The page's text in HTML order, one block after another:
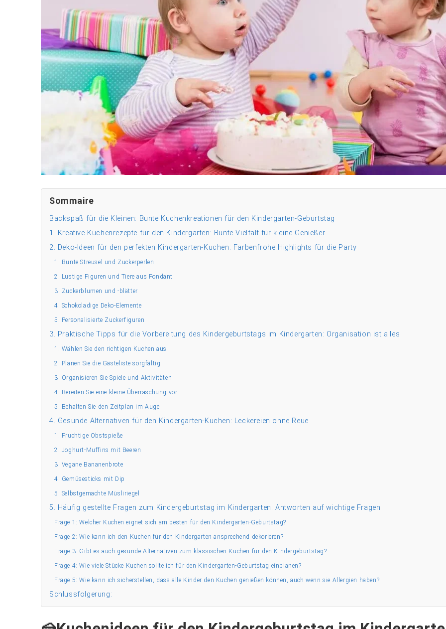
Sommaire
Backspaß für die Kleinen: Bunte Kuchenkreationen für den Kindergarten-Geburtstag
1. Kreative Kuchenrezepte für den Kindergarten: Bunte Vielfalt für kleine Genießer
2. Deko-Ideen für den perfekten Kindergarten-Kuchen: Farbenfrohe Highlights für die Party
1. Bunte Streusel und Zuckerperlen
2. Lustige Figuren und Tiere aus Fondant
3. Zuckerblumen und -blätter
4. Schokoladige Deko-Elemente
5. Personalisierte Zuckerfiguren
3. Praktische Tipps für die Vorbereitung des Kindergeburtstags im Kindergarten: Organisation ist alles
1. Wählen Sie den richtigen Kuchen aus
2. Planen Sie die Gästeliste sorgfältig
3. Organisieren Sie Spiele und Aktivitäten
4. Bereiten Sie eine kleine Überraschung vor
5. Behalten Sie den Zeitplan im Auge
4. Gesunde Alternativen für den Kindergarten-Kuchen: Leckereien ohne Reue
1. Fruchtige Obstspieße
2. Joghurt-Muffins mit Beeren
3. Vegane Bananenbrote
4. Gemüsesticks mit Dip
5. Selbstgemachte Müsliriegel
5. Häufig gestellte Fragen zum Kindergeburtstag im Kindergarten: Antworten auf wichtige Fragen
Frage 1: Welcher Kuchen eignet sich am besten für den Kindergarten-Geburtstag?
Frage 2: Wie kann ich den Kuchen für den Kindergarten ansprechend dekorieren?
Frage 3: Gibt es auch gesunde Alternativen zum klassischen Kuchen für den Kindergeburtstag?
Frage 4: Wie viele Stücke Kuchen sollte ich für den Kindergarten-Geburtstag einplanen?
Frage 5: Wie kann ich sicherstellen, dass alle Kinder den Kuchen genießen können, auch wenn sie Allergien haben?
Schlussfolgerung: